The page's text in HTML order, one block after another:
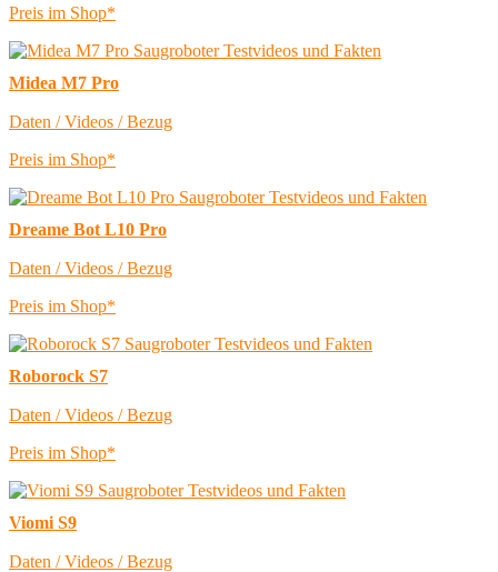
Preis im Shop*
Midea M7 Pro
Daten / Videos / Bezug
Preis im Shop*
Dreame Bot L10 Pro
Daten / Videos / Bezug
Preis im Shop*
Roborock S7
Daten / Videos / Bezug
Preis im Shop*
Viomi S9
Daten / Videos / Bezug